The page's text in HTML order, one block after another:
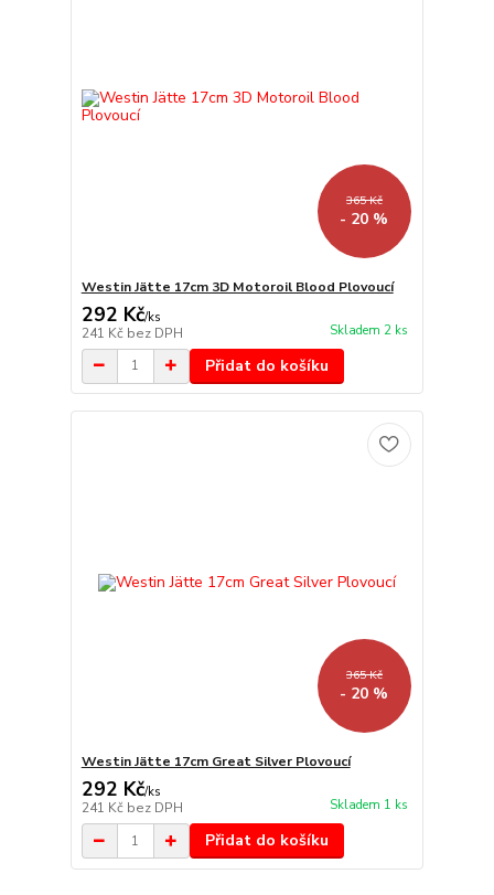
365 Kč
- 20 %
Westin Jätte 17cm 3D Motoroil Blood Plovoucí
292 Kč/ks
241 Kč bez DPH Skladem 2 ks
Přidat do košíku
365 Kč
- 20 %
Westin Jätte 17cm Great Silver Plovoucí
292 Kč/ks
241 Kč bez DPH Skladem 1 ks
Přidat do košíku